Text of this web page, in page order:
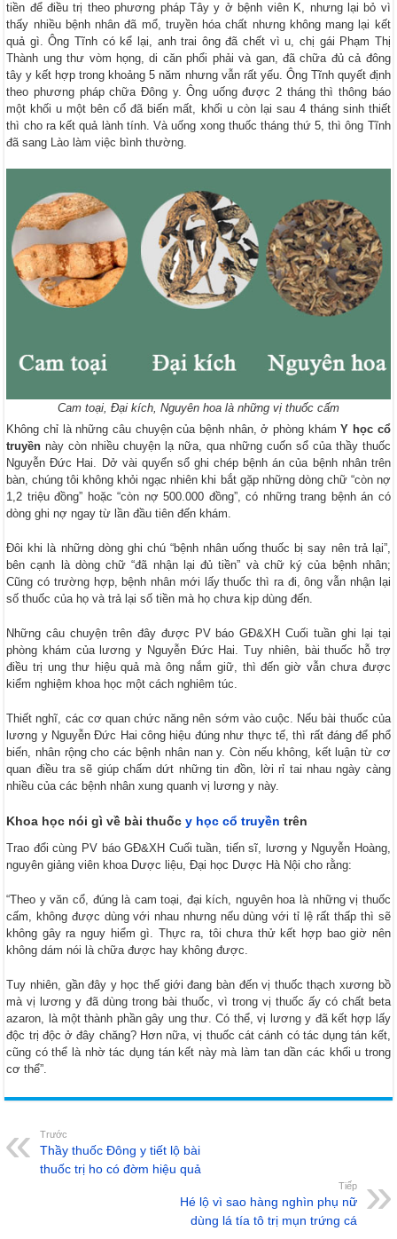
tiền để điều trị theo phương pháp Tây y ở bệnh viên K, nhưng lại bỏ vì
thấy nhiều bệnh nhân đã mổ, truyền hóa chất nhưng không mang lại kết
quả gì. Ông Tĩnh có kể lại, anh trai ông đã chết vì u, chị gái Phạm Thị
Thành ung thư vòm họng, di căn phổi phải và gan, đã chữa đủ cả đông
tây y kết hợp trong khoảng 5 năm nhưng vẫn rất yếu. Ông Tĩnh quyết định
theo phương pháp chữa Đông y. Ông uống được 2 tháng thì thông báo
một khối u một bên cổ đã biến mất, khối u còn lại sau 4 tháng sinh thiết
thì cho ra kết quả lành tính. Và uống xong thuốc tháng thứ 5, thì ông Tĩnh
đã sang Lào làm việc bình thường.
Cam toại, Đại kích, Nguyên hoa là những vị thuốc cấm
Không chỉ là những câu chuyện của bệnh nhân, ở phòng khám Y học cổ
truyền này còn nhiều chuyện lạ nữa, qua những cuốn sổ của thầy thuốc
Nguyễn Đức Hai. Dở vài quyển sổ ghi chép bệnh án của bệnh nhân trên
bàn, chúng tôi không khỏi ngạc nhiên khi bắt gặp những dòng chữ “còn nợ
1,2 triệu đồng” hoặc “còn nợ 500.000 đồng”, có những trang bệnh án có
dòng ghi nợ ngay từ lần đầu tiên đến khám.
Đôi khi là những dòng ghi chú “bệnh nhân uống thuốc bị say nên trả lại”,
bên cạnh là dòng chữ “đã nhận lại đủ tiền” và chữ ký của bệnh nhân;
Cũng có trường hợp, bệnh nhân mới lấy thuốc thì ra đi, ông vẫn nhận lại
số thuốc của họ và trả lại số tiền mà họ chưa kịp dùng đến.
Những câu chuyện trên đây được PV báo GĐ&XH Cuối tuần ghi lại tại
phòng khám của lương y Nguyễn Đức Hai. Tuy nhiên, bài thuốc hỗ trợ
điều trị ung thư hiệu quả mà ông nắm giữ, thì đến giờ vẫn chưa được
kiểm nghiệm khoa học một cách nghiêm túc.
Thiết nghĩ, các cơ quan chức năng nên sớm vào cuộc. Nếu bài thuốc của
lương y Nguyễn Đức Hai công hiệu đúng như thực tế, thì rất đáng để phổ
biến, nhân rộng cho các bệnh nhân nan y. Còn nếu không, kết luận từ cơ
quan điều tra sẽ giúp chấm dứt những tin đồn, lời rỉ tai nhau ngày càng
nhiều của các bệnh nhân xung quanh vị lương y này.
Khoa học nói gì về bài thuốc y học cổ truyền trên
Trao đổi cùng PV báo GĐ&XH Cuối tuần, tiến sĩ, lương y Nguyễn Hoàng,
nguyên giảng viên khoa Dược liệu, Đại học Dược Hà Nội cho rằng:
“Theo y văn cổ, đúng là cam toại, đại kích, nguyên hoa là những vị thuốc
cấm, không được dùng với nhau nhưng nếu dùng với tỉ lệ rất thấp thì sẽ
không gây ra nguy hiểm gì. Thực ra, tôi chưa thử kết hợp bao giờ nên
không dám nói là chữa được hay không được.
Tuy nhiên, gần đây y học thế giới đang bàn đến vị thuốc thạch xương bồ
mà vị lương y đã dùng trong bài thuốc, vì trong vị thuốc ấy có chất beta
azaron, là một thành phần gây ung thư. Có thể, vị lương y đã kết hợp lấy
độc trị độc ở đây chăng? Hơn nữa, vị thuốc cát cánh có tác dụng tán kết,
cũng có thể là nhờ tác dụng tán kết này mà làm tan dần các khối u trong
cơ thể”.
Trước
Thầy thuốc Đông y tiết lộ bài
thuốc trị ho có đờm hiệu quả
Tiếp
Hé lộ vì sao hàng nghìn phụ nữ
dùng lá tía tô trị mụn trứng cá